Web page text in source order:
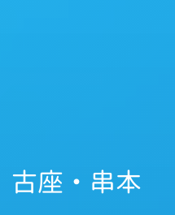
座・串本